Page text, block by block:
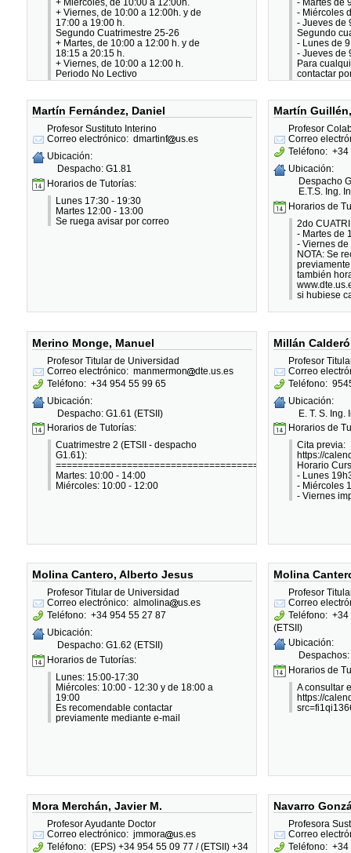
+ Viernes, de 10:00 a 12:00h. y de
17:00 a 19:00 h.
Segundo Cuatrimestre 25-26
+ Martes, de 10:00 a 12:00 h. y de
18:15 a 20:15 h.
+ Viernes, de 10:00 a 12:00 h.
Periodo No Lectivo
+ Martes, de 10:00 a 12:00 h.
+ Jueves, de 10:00 a 12:00 h.
- Miércoles
- Jueves de
Segundo
- Lunes de
- Jueves de
Para
contactar
Se
horario,
Martín Fernández, Daniel
Profesor Sustituto Interino
Correo electrónico: dmartinf
us.es
Ubicación:
Despacho: G1.81
Horarios de Tutorías:
Lunes 17:30 - 19:30
Martes 12:00 - 13:00
Se ruega avisar por correo
Martín
Profesor
Correo
Teléfono: +34
Ubicación:
Despacho
E.T.S. Ing.
Horarios de
2do
- Martes de
- Viernes de
NOTA: Se
también
si hubiese
Merino Monge, Manuel
Profesor Titular de Universidad
Correo electrónico: manmermon
dte.us.es
Teléfono: +34 954 55 99 65
Ubicación:
Despacho: G1.61 (ETSII)
Horarios de Tutorías:
Cuatrimestre 2 (ETSII - despacho
G1.61):
========================================
Martes: 10:00 - 14:00
Miércoles: 10:00 - 12:00
Millán
Profesor
Correo
Teléfono:
Ubicación:
E. T. S. Ing.
Horarios de
Cita previa:
https://
Horario
- Lunes
- Miércoles
- Viernes
Molina Cantero, Alberto Jesus
Profesor Titular de Universidad
Correo electrónico: almolina
us.es
Teléfono: +34 954 55 27 87
Ubicación:
Despacho: G1.62 (ETSII)
Horarios de Tutorías:
Lunes: 15:00-17:30
Miércoles: 10:00 - 12:30 y de 18:00 a
19:00
Es recomendable contactar
previamente mediante e-mail
Molina
Profesor
Correo
Teléfono: +34
(ETSII)
Ubicación:
Horarios de
A consultar
https://
Mora Merchán, Javier M.
Profesor Ayudante Doctor
Correo electrónico: jmmora
us.es
Teléfono: (EPS) +34 954 55 09 77 / (ETSII) +34
Navarro
Profesora
Correo
Teléfono: +34